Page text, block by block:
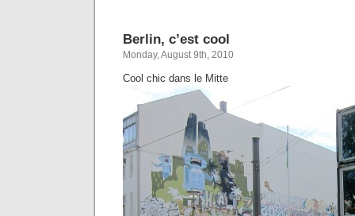
Berlin, c’est cool
Monday, August 9th, 2010
Cool chic dans le Mitte